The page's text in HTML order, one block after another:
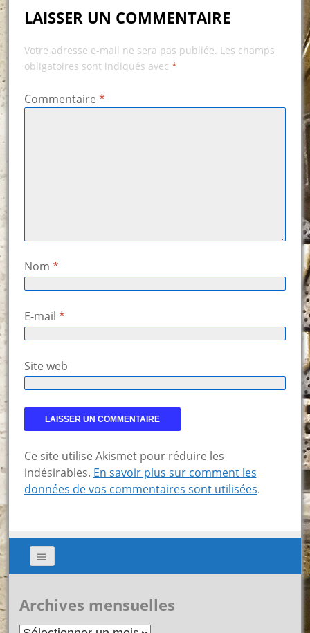
LAISSER UN COMMENTAIRE
Votre adresse e-mail ne sera pas publiée. Les champs
obligatoires sont indiqués avec *
Commentaire *
Nom *
E-mail *
Site web
Ce site utilise Akismet pour réduire les
indésirables. En savoir plus sur comment les
données de vos commentaires sont utilisées.
Archives mensuelles